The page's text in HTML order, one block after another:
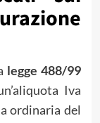
legge 488/99
Iva
ordinaria del